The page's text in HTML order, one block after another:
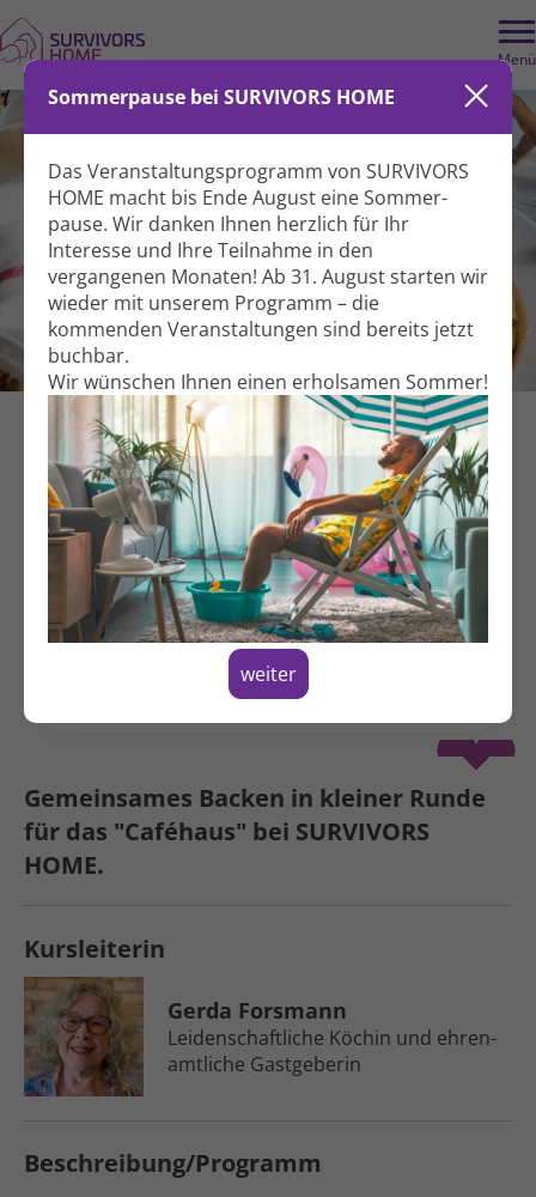
Menü
Sommerpause bei SURVIVORS HOME
Das Veranstaltungs­programm von SURVIVORS
HOME macht bis Ende August eine Sommer­
pause. Wir danken Ihnen herzlich für Ihr
Interesse und Ihre Teil­nahme in den
vergangenen Monaten! Ab 31. August starten wir
wieder mit unserem Programm – die
kommenden Veranstal­tungen sind bereits jetzt
buchbar.
Wir wünschen Ihnen einen erholsamen Sommer!
weiter
Gemein­sames Backen in kleiner Runde
für das "Caféhaus" bei SURVIVORS
HOME.
Kursleiterin
Gerda Forsmann
Leidenschaftliche Köchin und ehren­
amtliche Gast­geberin
Beschreibung/Programm
Backen mit Gerda
Ernährung Gemeinsam aktiv
Für Betroffene
Montag, 13.04.2026
11:00 - 14:00 Uhr
Hildegardstraße 31
Spenden